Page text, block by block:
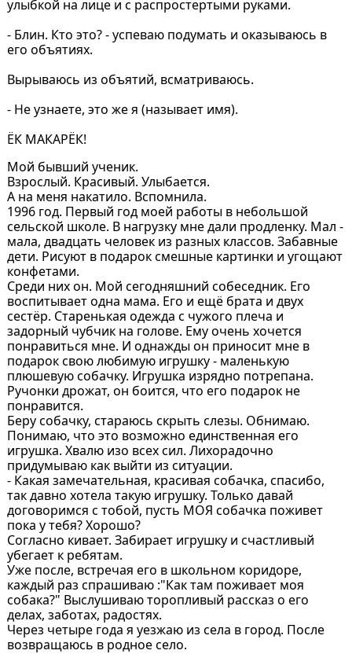
улыбкой на лице и с распростертыми руками.
- Блин. Кто это? - успеваю подумать и оказываюсь в
его объятиях.
Вырываюсь из объятий, всматриваюсь.
- Не узнаете, это же я (называет имя).
ЁК МАКАРЁК!
Мой бывший ученик.
Взрослый. Красивый. Улыбается.
А на меня накатило. Вспомнила.
1996 год. Первый год моей работы в небольшой
сельской школе. В нагрузку мне дали продленку. Мал -
мала, двадцать человек из разных классов. Забавные
дети. Рисуют в подарок смешные картинки и угощают
конфетами.
Среди них он. Мой сегодняшний собеседник. Его
воспитывает одна мама. Его и ещё брата и двух
сестёр. Старенькая одежда с чужого плеча и
задорный чубчик на голове. Ему очень хочется
понравиться мне. И однажды он приносит мне в
подарок свою любимую игрушку - маленькую
плюшевую собачку. Игрушка изрядно потрепана.
Ручонки дрожат, он боится, что его подарок не
понравится.
Беру собачку, стараюсь скрыть слезы. Обнимаю.
Понимаю, что это возможно единственная его
игрушка. Хвалю изо всех сил. Лихорадочно
придумываю как выйти из ситуации.
- Какая замечательная, красивая собачка, спасибо,
так давно хотела такую игрушку. Только давай
договоримся с тобой, пусть МОЯ собачка поживет
пока у тебя? Хорошо?
Согласно кивает. Забирает игрушку и счастливый
убегает к ребятам.
Уже после, встречая его в школьном коридоре,
каждый раз спрашиваю :"Как там поживает моя
собака?" Выслушиваю торопливый рассказ о его
делах, заботах, радостях.
Через четыре года я уезжаю из села в город. После
возвращаюсь в родное село.